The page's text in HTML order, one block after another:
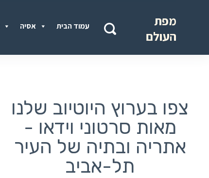
אסיה עמוד הבית
מפת
העולם
צפו בערוץ היוטיוב שלנו
- מאות סרטוני וידאו
אתריה ובתיה של העיר
תל-אביב